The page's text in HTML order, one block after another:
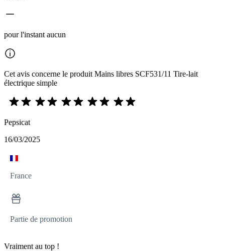
pour l'instant aucun
Cet avis concerne le produit Mains libres SCF531/11 Tire-lait
électrique simple
Pepsicat
16/03/2025
France
Partie de promotion
Vraiment au top !